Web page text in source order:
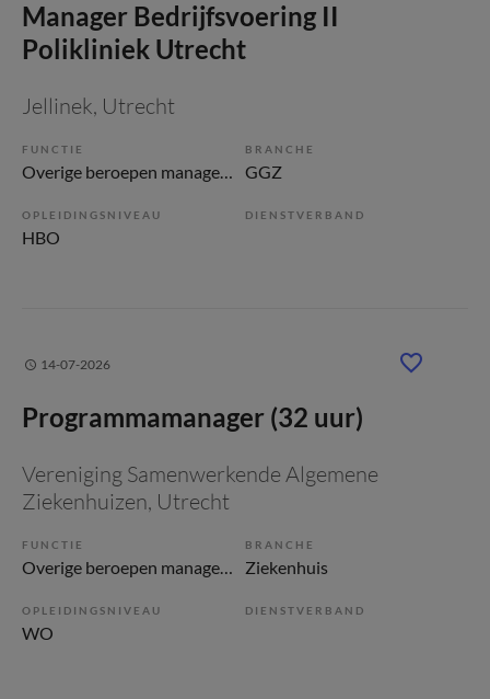
Manager Bedrijfsvoering II
Polikliniek Utrecht
Jellinek, Utrecht
FUNCTIE
Overige beroepen management
BRANCHE
GGZ
OPLEIDINGSNIVEAU
HBO
DIENSTVERBAND
14-07-2026
Programmamanager (32 uur)
Vereniging Samenwerkende Algemene
Ziekenhuizen, Utrecht
FUNCTIE
Overige beroepen management
BRANCHE
Ziekenhuis
OPLEIDINGSNIVEAU
WO
DIENSTVERBAND